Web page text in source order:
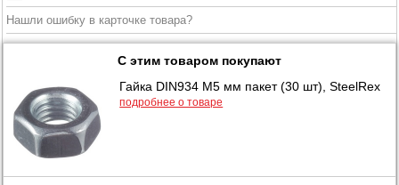
Нашли ошибку в карточке товара?
С этим товаром покупают
Гайка DIN934 М5 мм пакет (30 шт), SteelRex
подробнее о товаре